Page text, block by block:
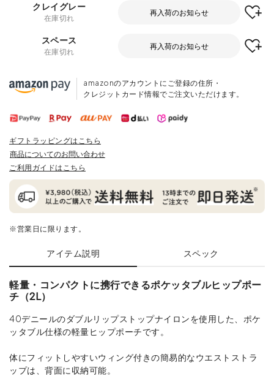
クレイグレー
在庫切れ
再入荷のお知らせ
スペース
在庫切れ
再入荷のお知らせ
amazonのアカウントにご登録の住所・
クレジットカード情報でご注文いただけます。
ギフトラッピングはこちら
商品についてのお問い合わせ
ご利用ガイドはこちら
※営業日に限ります。
アイテム説明 スペック
軽量・コンパクトに携行できるポケッタブルヒップポー
チ（2L）
40デニールのダブルリップストップナイロンを使用した、ポケ
ッタブル仕様の軽量ヒップポーチです。
体にフィットしやすいウィング付きの簡易的なウエストストラ
ップは、背面に収納可能。